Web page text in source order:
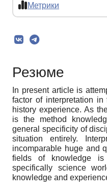
Метрики
Резюме
In present article is
factor of interpretation in
history experience. As
is the method
general specificity of
situation entirely.
incomparable huge and
fields of knowledge is
specifically science
knowledge and